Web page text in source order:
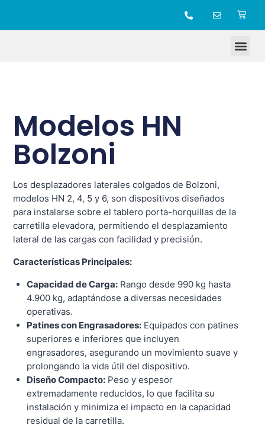
Modelos HN
Bolzoni
Los desplazadores laterales colgados de Bolzoni,
modelos HN 2, 4, 5 y 6, son dispositivos diseñados
para instalarse sobre el tablero porta-horquillas de la
carretilla elevadora, permitiendo el desplazamiento
lateral de las cargas con facilidad y precisión.
Características Principales:
Capacidad de Carga:Rango desde 990 kg hasta
4.900 kg, adaptándose a diversas necesidades
operativas.
Patines con Engrasadores:Equipados con patines
superiores e inferiores que incluyen
engrasadores, asegurando un movimiento suave y
prolongando la vida útil del dispositivo.
Diseño Compacto:Peso y espesor
extremadamente reducidos, lo que facilita su
instalación y minimiza el impacto en la capacidad
residual de la carretilla.